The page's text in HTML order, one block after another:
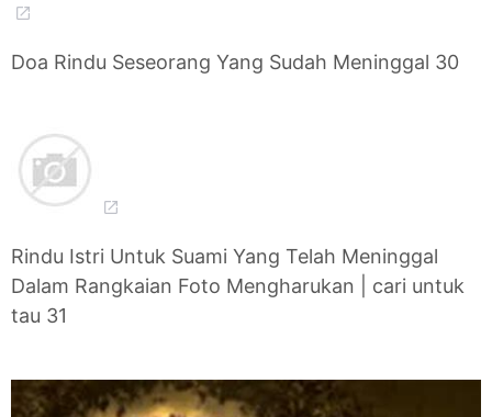
Doa Rindu Seseorang Yang Sudah Meninggal 30
Rindu Istri Untuk Suami Yang Telah Meninggal
Dalam Rangkaian Foto Mengharukan | cari untuk
tau 31